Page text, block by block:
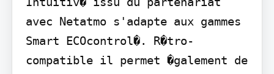
avec Netatmo s'adapte aux gammes
Smart ECOcontrol�. R�tro-
compatible il permet �galement de